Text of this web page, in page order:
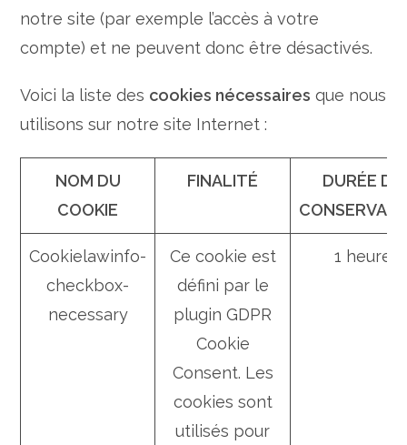
notre site (par exemple l’accès à votre
compte) et ne peuvent donc être désactivés.
Voici la liste des cookies nécessaires que nous
utilisons sur notre site Internet :
NOM DU
COOKIE
FINALITÉ
DURÉE DE
Cookielawinfo-
checkbox-
necessary
Ce cookie est
défini par le
plugin GDPR
Cookie
Consent. Les
cookies sont
utilisés pour
1 heure